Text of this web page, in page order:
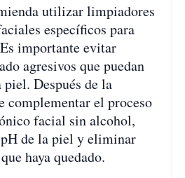
utilizar limpiadores
específicos para
importante evitar
agresivos que puedan
Después de la
complementar el proceso
facial sin alcohol,
de la piel y eliminar
haya quedado.